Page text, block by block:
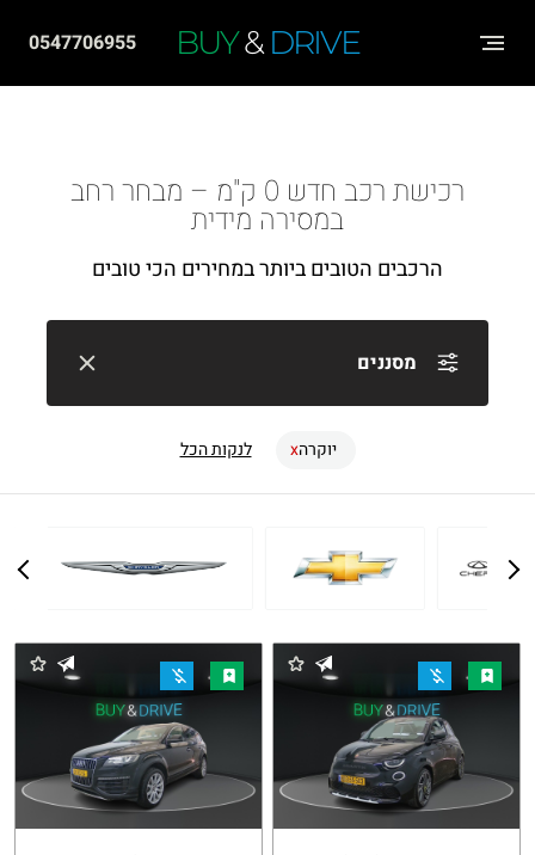
בְּאֲתָר
הַמְּסַיַּעַת
הָאֲתָר.
BUY&DRIVE
0547706955
רכישת רכב חדש 0 ק"מ – מבחר רחב
במסירה מידית
הרכבים הטובים ביותר במחירים הכי טובים
מסננים
יוקרה לנקות הכל